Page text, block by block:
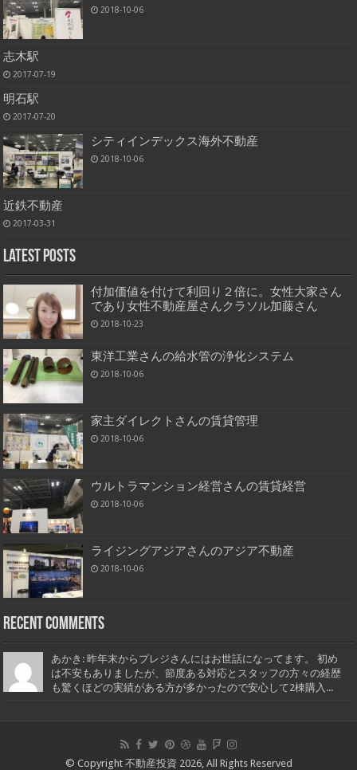
2018-10-06
志木駅
2017-07-19
明石駅
2017-07-20
シティインデックス海外不動産
2018-10-06
近鉄不動産
2017-03-31
Latest Posts
付加価値を付けて利回り２倍に。女性大家さん
であり女性不動産屋さんクラソル加藤さん
2018-10-23
東洋工業さんの給水管の浄化システム
2018-10-06
家主ダイレクトさんの賃貸管理
2018-10-06
ウルトラマンション経営さんの賃貸経営
2018-10-06
ライジングアジアさんのアジア不動産
2018-10-06
Recent Comments
あかき: 昨年末からプレジさんにはお世話になってます。 初め
は不安もありましたが、節度ある対応とスタッフの方々の経歴
も驚くほどの実績がある方が多かったので安心して2棟購入...
© Copyright 不動産投資 2026, All Rights Reserved